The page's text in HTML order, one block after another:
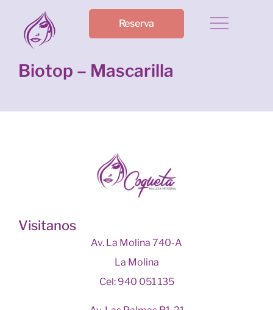
Reserva
Biotop – Mascarilla
Visitanos
Av. La Molina 740-A
La Molina
Cel: 940 051 135